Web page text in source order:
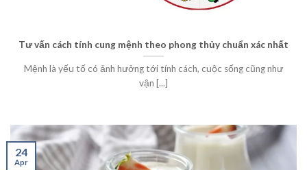
Tư vấn cách tính cung mệnh theo phong thủy chuẩn xác nhất
Mệnh là yếu tố có ảnh hưởng tới tính cách, cuộc sống cũng như
vận [...]
24
Apr